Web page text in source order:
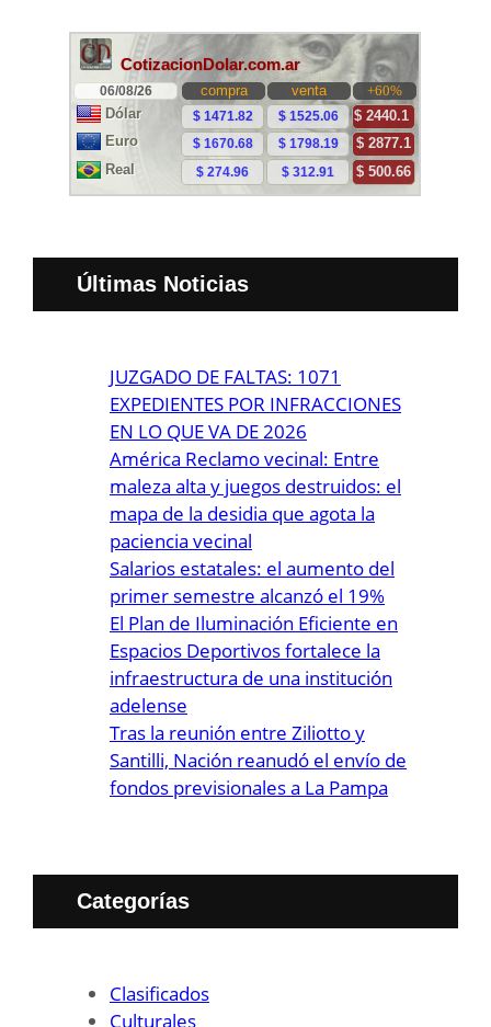
Últimas Noticias
JUZGADO DE FALTAS: 1071
EXPEDIENTES POR INFRACCIONES
EN LO QUE VA DE 2026
América Reclamo vecinal: Entre
maleza alta y juegos destruidos: el
mapa de la desidia que agota la
paciencia vecinal
Salarios estatales: el aumento del
primer semestre alcanzó el 19%
El Plan de Iluminación Eficiente en
Espacios Deportivos fortalece la
infraestructura de una institución
adelense
Tras la reunión entre Ziliotto y
Santilli, Nación reanudó el envío de
fondos previsionales a La Pampa
Categorías
Clasificados
Culturales